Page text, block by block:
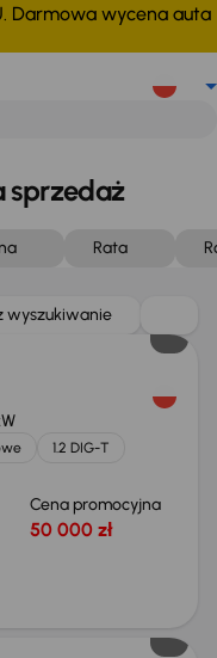
Darmowa wycena auta
sprzedaż
Rata
wyszukiwanie
1.2 DIG-T
Cena promocyjna
50 000 zł